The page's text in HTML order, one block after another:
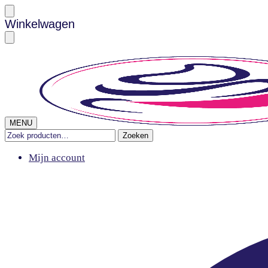
Skip
to
navigation
Skip
to
content
Winkelwagen
MENU
Zoeken
Zoeken
Mijn account